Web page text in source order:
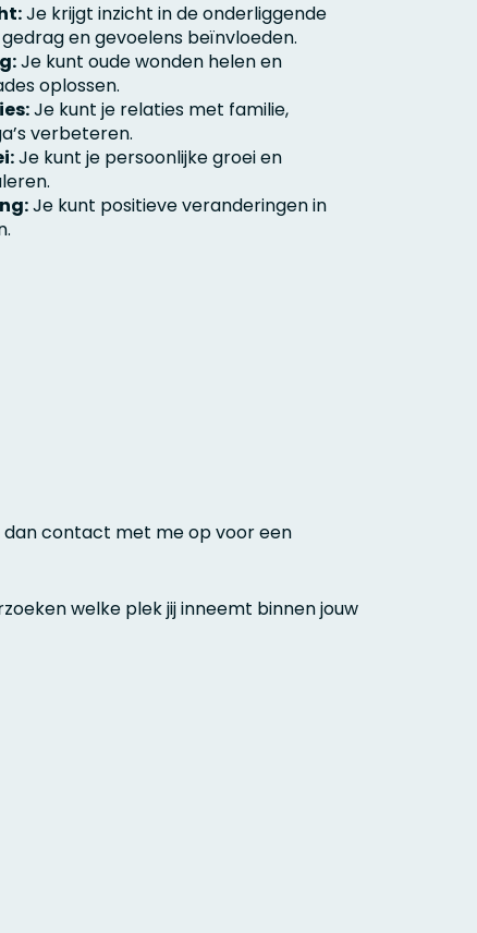
Je krijgt inzicht in de onderliggende
en gevoelens beïnvloeden.
Je kunt oude wonden helen en
oplossen.
Je kunt je relaties met familie,
verbeteren.
Je kunt je persoonlijke groei en
Je kunt positieve veranderingen in
contact met me op voor een
welke plek jij inneemt binnen jouw